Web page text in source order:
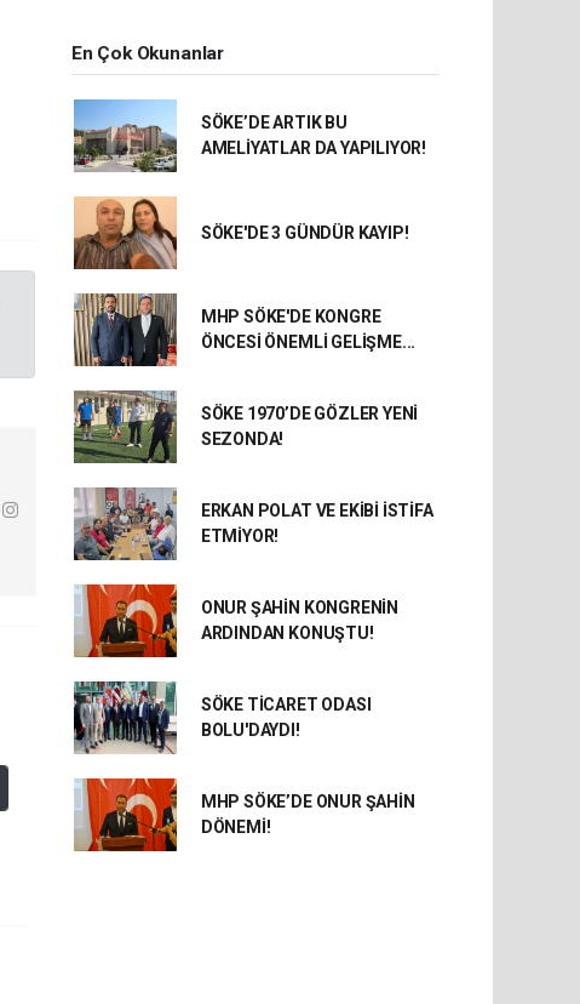
En Çok Okunanlar
SÖKE’DE ARTIK BU
AMELİYATLAR DA YAPILIYOR!
SÖKE'DE 3 GÜNDÜR KAYIP!
MHP SÖKE'DE KONGRE
ÖNCESİ ÖNEMLİ GELİŞME...
SÖKE 1970’DE GÖZLER YENİ
SEZONDA!
ERKAN POLAT VE EKİBİ İSTİFA
ETMİYOR!
ONUR ŞAHİN KONGRENİN
ARDINDAN KONUŞTU!
SÖKE TİCARET ODASI
BOLU'DAYDI!
MHP SÖKE’DE ONUR ŞAHİN
DÖNEMİ!